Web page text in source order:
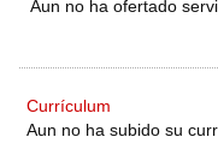
Aun no ha ofertado
Currículum
Aun no ha subido su